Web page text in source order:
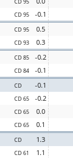
CD 95 -0.1
CD 95
0.5
CD 93 0.3
CD 85
-0.2
CD 84
-0.1
CD -0.1
CD 65
-0.2
CD 65
0.0
CD 65
0.1
CD 1.3
CD 61
1.1